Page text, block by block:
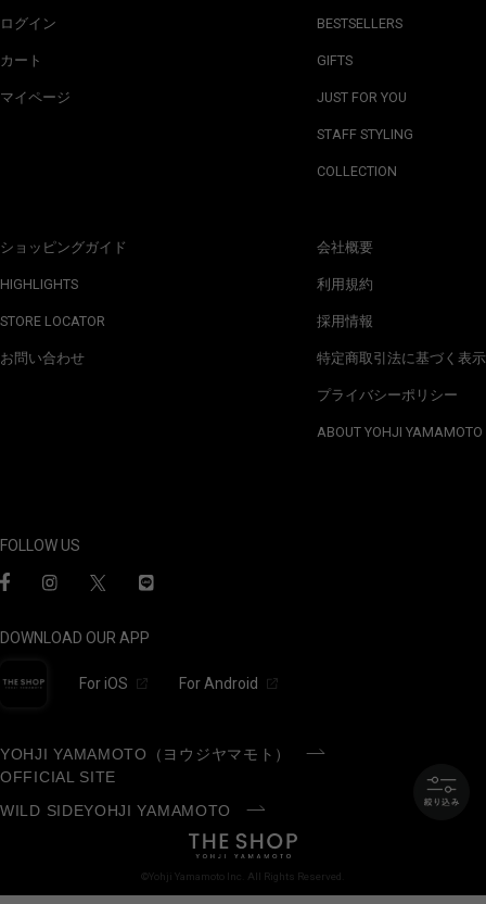
ログイン
カート
マイページ
ショッピングガイド
HIGHLIGHTS
STORE LOCATOR
お問い合わせ
BESTSELLERS
GIFTS
JUST FOR YOU
STAFF STYLING
COLLECTION
会社概要
利用規約
採用情報
特定商取引法に基づく表示
プライバシーポリシー
ABOUT YOHJI YAMAMOTO
FOLLOW US
DOWNLOAD OUR APP
For iOS For Android
YOHJI YAMAMOTO（ヨウジヤマモト）
OFFICIAL SITE
WILD SIDEYOHJI YAMAMOTO
©Yohji Yamamoto Inc. All Rights Reserved.